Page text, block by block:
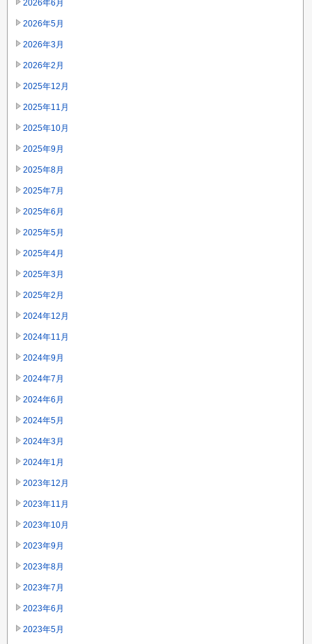
2026年6月
2026年5月
2026年3月
2026年2月
2025年12月
2025年11月
2025年10月
2025年9月
2025年8月
2025年7月
2025年6月
2025年5月
2025年4月
2025年3月
2025年2月
2024年12月
2024年11月
2024年9月
2024年7月
2024年6月
2024年5月
2024年3月
2024年1月
2023年12月
2023年11月
2023年10月
2023年9月
2023年8月
2023年7月
2023年6月
2023年5月